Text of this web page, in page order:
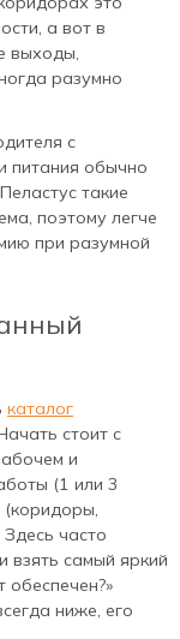
а вот в
выходы,
разумно
с
питания обычно
такие
поэтому легче
при разумной
каталог
стоит с
и
(1 или 3
часто
взять самый яркий
обеспечен?»
ниже, его